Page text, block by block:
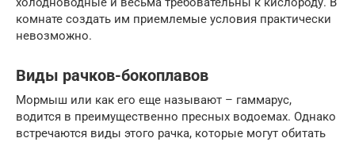
комнате создать им приемлемые условия практически
невозможно.
Виды рачков-бокоплавов
Мормыш или как его еще называют – гаммарус,
водится в преимущественно пресных водоемах. Однако
встречаются виды этого рачка, которые могут обитать